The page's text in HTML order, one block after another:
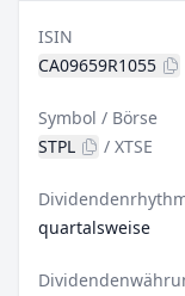
ISIN
CA09659R1055
Symbol / Börse
STPL
/ XTSE
quartalsweise